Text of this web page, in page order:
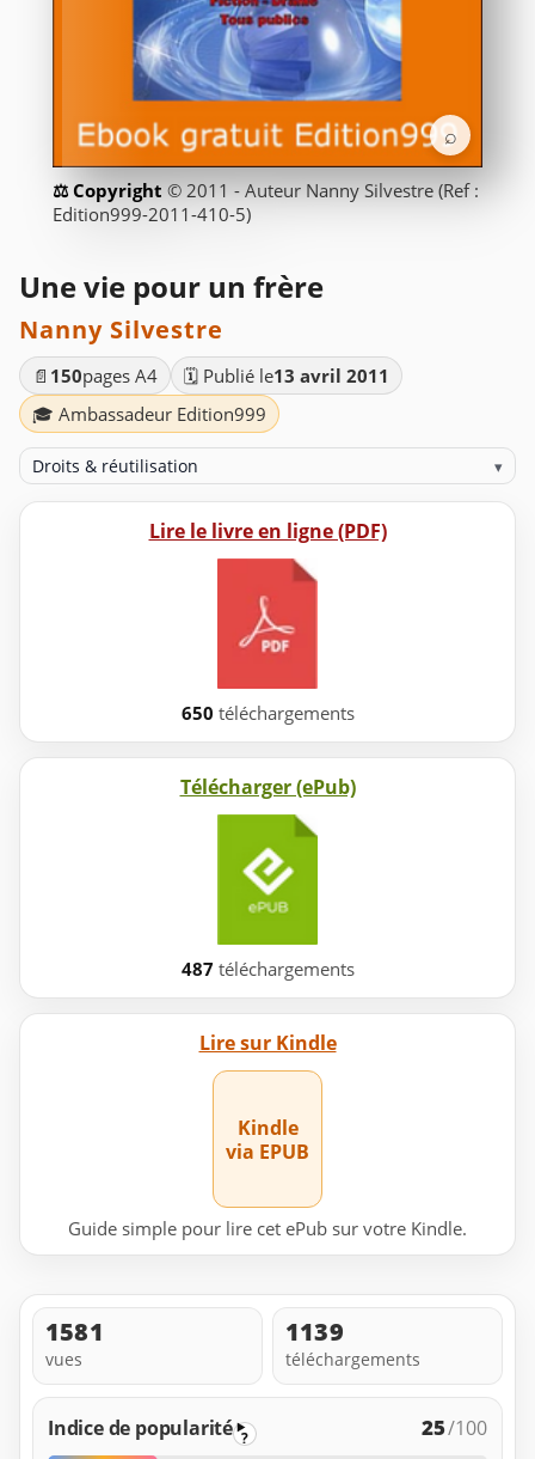
⌕
© 2011 - Auteur Nanny Silvestre (Ref :
Edition999-2011-410-5)
Une vie pour un frère
Nanny Silvestre
📄 150pages A4 🗓️ Publié le13 avril 2011
🎓 Ambassadeur Edition999
Droits & réutilisation ▾
Lire le livre en ligne (PDF)
650 téléchargements
Télécharger (ePub)
487 téléchargements
Lire sur Kindle
Kindle
via EPUB
Guide simple pour lire cet ePub sur votre Kindle.
1581
vues
1139
téléchargements
Indice de popularité ? 25/100